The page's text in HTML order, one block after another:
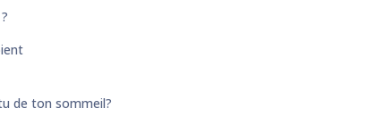
de ton sommeil?